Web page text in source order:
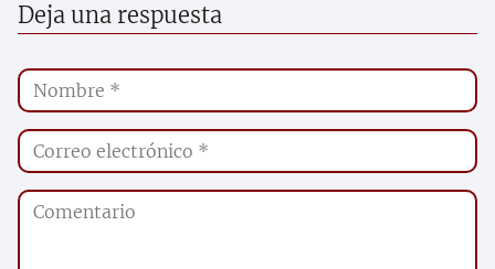
Deja una respuesta